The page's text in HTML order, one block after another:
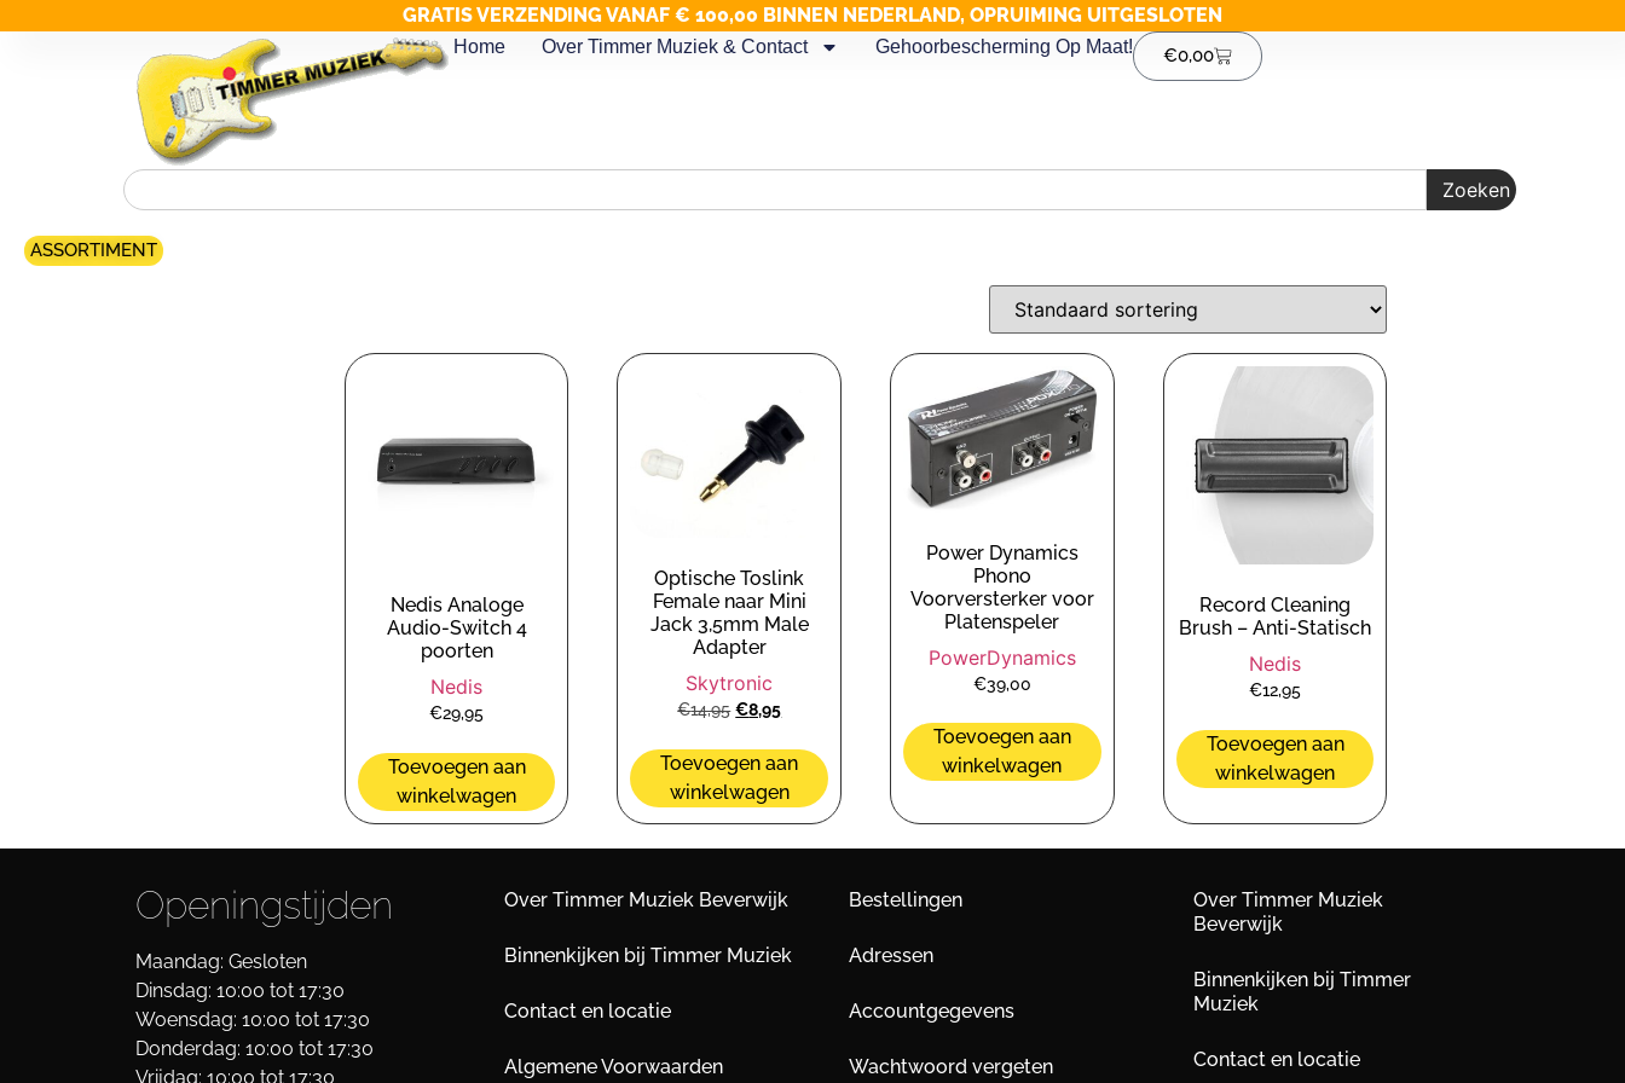
GRATIS VERZENDING VANAF € 100,00 BINNEN NEDERLAND, OPRUIMING UITGESLOTEN
Home Over Timmer Muziek & Contact Gehoorbescherming Op Maat! €0,00
Zoeken
ASSORTIMENT
Nedis Analoge
Audio-Switch 4
poorten
Nedis
€29,95
Toevoegen aan
winkelwagen
Optische Toslink
Female naar Mini
Jack 3,5mm Male
Adapter
Skytronic
€14,95 €8,95
Toevoegen aan
winkelwagen
Power Dynamics
Phono
Voorversterker voor
Platenspeler
PowerDynamics
€39,00
Toevoegen aan
winkelwagen
Record Cleaning
Brush – Anti-Statisch
Nedis
€12,95
Toevoegen aan
winkelwagen
Openingstijden
Maandag: Gesloten
Dinsdag: 10:00 tot 17:30
Woensdag: 10:00 tot 17:30
Donderdag: 10:00 tot 17:30
Vrijdag: 10:00 tot 17:30
Over Timmer Muziek Beverwijk
Binnenkijken bij Timmer Muziek
Contact en locatie
Algemene Voorwaarden
Bestellingen
Adressen
Accountgegevens
Wachtwoord vergeten
Over Timmer Muziek
Beverwijk
Binnenkijken bij Timmer
Muziek
Contact en locatie